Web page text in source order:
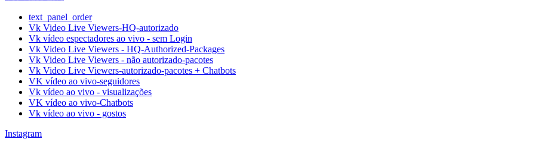
text_panel_order
Vk Video Live Viewers-HQ-autorizado
Vk vídeo espectadores ao vivo - sem Login
Vk Video Live Viewers - HQ-Authorized-Packages
Vk Video Live Viewers - não autorizado-pacotes
Vk Video Live Viewers-autorizado-pacotes + Chatbots
VK vídeo ao vivo-seguidores
Vk vídeo ao vivo - visualizações
VK vídeo ao vivo-Chatbots
Vk vídeo ao vivo - gostos
Instagram